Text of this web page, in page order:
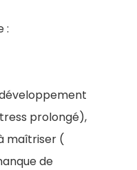
:
prolongé),
maîtriser (
de